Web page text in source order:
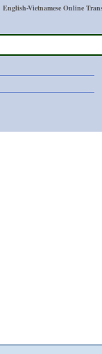
English-Vietnamese Online